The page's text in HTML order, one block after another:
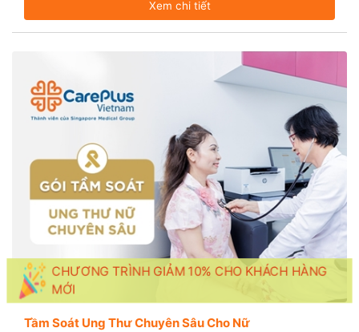
Xem chi tiết
CHƯƠNG TRÌNH GIẢM 10% CHO KHÁCH HÀNG
MỚI
Tầm Soát Ung Thư Chuyên Sâu Cho Nữ